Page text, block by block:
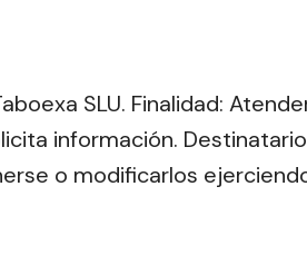
SLU. Finalidad:
información.
o modificarlos